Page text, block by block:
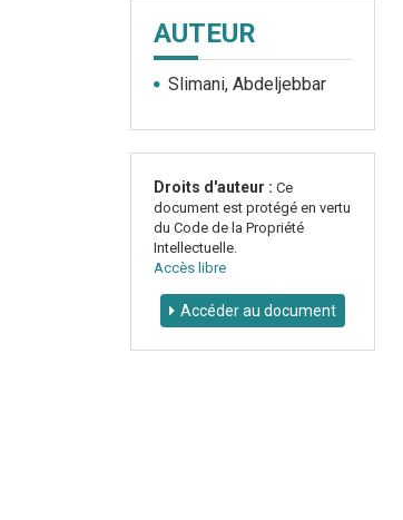
AUTEUR
Slimani, Abdeljebbar
Droits d'auteur : Ce
document est protégé en vertu
du Code de la Propriété
Intellectuelle.
Accès libre
Accéder au document